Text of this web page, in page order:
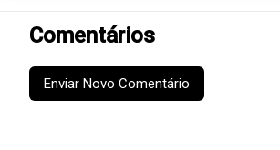
Comentários
Enviar Novo Comentário